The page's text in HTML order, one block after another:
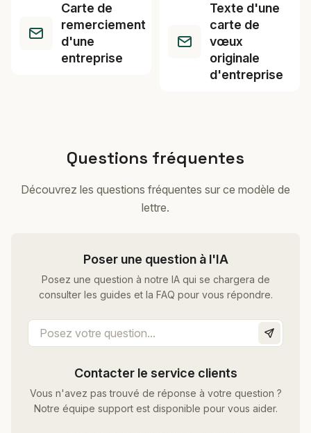
Carte de
remerciement
d'une
entreprise
Texte d'une
carte de
vœux
originale
d'entreprise
Questions fréquentes
Découvrez les questions fréquentes sur ce modèle de
lettre.
Poser une question à l'IA
Posez une question à notre IA qui se chargera de
consulter les guides et la FAQ pour vous répondre.
Contacter le service clients
Vous n'avez pas trouvé de réponse à votre question ?
Notre équipe support est disponible pour vous aider.